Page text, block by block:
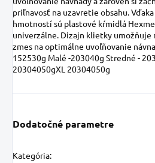
priľnavosť na uzavretie obsahu.
hmotností sú plastové kŕmidlá
univerzálne. Dizajn klietky
zmes na optimálne uvoľňovanie
152530g Malé -203040g Stredné -
20304050gXL 20304050g
Dodatočné parametre
Kategória: